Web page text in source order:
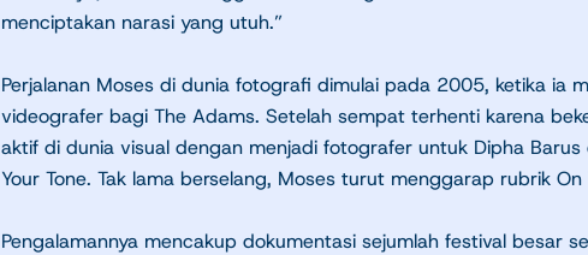
menciptakan narasi yang utuh.”
Perjalanan Moses di dunia fotografi dimulai pada 2005, ketika ia
videografer bagi The Adams. Setelah sempat terhenti karena
aktif di dunia visual dengan menjadi fotografer untuk Dipha
Your Tone. Tak lama berselang, Moses turut menggarap rubrik
Pengalamannya mencakup dokumentasi sejumlah festival besar